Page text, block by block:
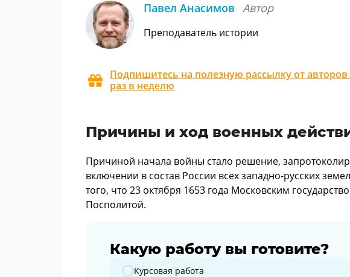
Павел Анасимов Автор
Преподаватель истории
Подпишитесь на полезную рассылку от
раз в неделю
Причины и ход военных
Причиной начала войны стало решение,
включении в состав России всех западно-русских
того, что 23 октября 1653 года Московским
Посполитой.
Какую работу вы готовите?
Какую работу вы готовите?
Курсовая работа